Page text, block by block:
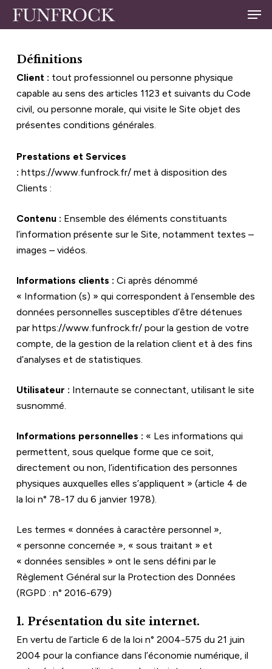
Skip
contentDéfinitions
Client : tout professionnel ou personne physique
capable au sens des articles 1123 et suivants du Code
civil, ou personne morale, qui visite le Site objet des
présentes conditions générales.
Prestations et Services
: https://www.funfrock.fr/ met à disposition des
Clients :
Contenu : Ensemble des éléments constituants
l’information présente sur le Site, notamment textes –
images – vidéos.
Informations clients : Ci après dénommé
« Information (s) » qui correspondent à l’ensemble des
données personnelles susceptibles d’être détenues
par https://www.funfrock.fr/ pour la gestion de votre
compte, de la gestion de la relation client et à des fins
d’analyses et de statistiques.
Utilisateur : Internaute se connectant, utilisant le site
susnommé.
Informations personnelles : « Les informations qui
permettent, sous quelque forme que ce soit,
directement ou non, l’identification des personnes
physiques auxquelles elles s’appliquent » (article 4 de
la loi n° 78-17 du 6 janvier 1978).
Les termes « données à caractère personnel »,
« personne concernée », « sous traitant » et
« données sensibles » ont le sens défini par le
Règlement Général sur la Protection des Données
(RGPD : n° 2016-679)
1. Présentation du site internet.
En vertu de l’article 6 de la loi n° 2004-575 du 21 juin
2004 pour la confiance dans l’économie numérique, il